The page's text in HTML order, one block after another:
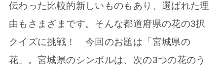
伝わった比較的新しいものもあり、選ばれた理
由もさまざまです。そんな都道府県の花の3択
クイズに挑戦！ 今回のお題は「宮城県の
花」。宮城県のシンボルは、次の3つの花のう